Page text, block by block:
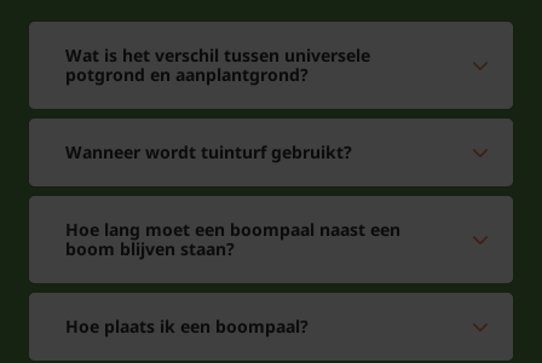
Wat is het verschil tussen universele
potgrond en aanplantgrond?
Wanneer wordt tuinturf gebruikt?
Hoe lang moet een boompaal naast een
boom blijven staan?
Hoe plaats ik een boompaal?